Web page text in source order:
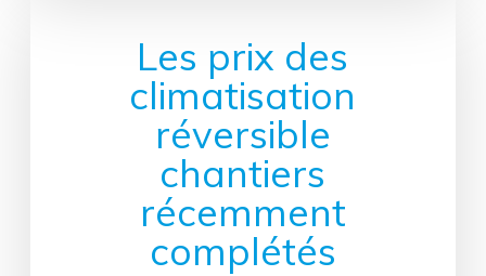
Les prix des
climatisation
réversible
chantiers
récemment
complétés